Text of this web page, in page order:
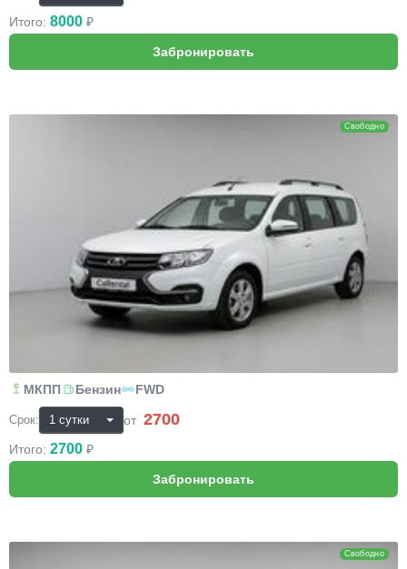
Итого: 8000 ₽
Свободно
МКПП Бензин FWD
Срок: от 2700
Итого: 2700 ₽
Свободно